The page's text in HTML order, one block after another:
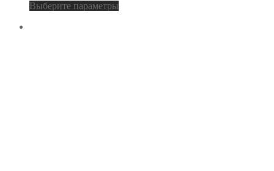
Выберите параметры